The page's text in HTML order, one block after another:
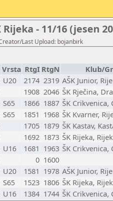
- 11/16 (jesen
Last Upload: bojanbirk
Vrsta RtgI RtgN
Klub/
U20 2174 2319 AŠK Junior,
1908 2046 ŠK Rječina,
S65 1866 1887 ŠK Crikvenica,
S65 1851 1968 ŠK Kvarner,
1705 1879 ŠK Kastav,
1692 1873 ŠK Rijeka,
U16 1681 1963 ŠK Crikvenica,
0 1600
U20 1581 1978 AŠK Junior,
S65 1523 1806 ŠK Rijeka,
U16 1384 1744 ŠK Crikvenica,